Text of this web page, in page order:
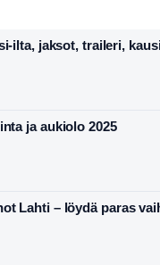
ilta, jaksot, traileri,
ja aukiolo 2025
Lahti – löydä paras